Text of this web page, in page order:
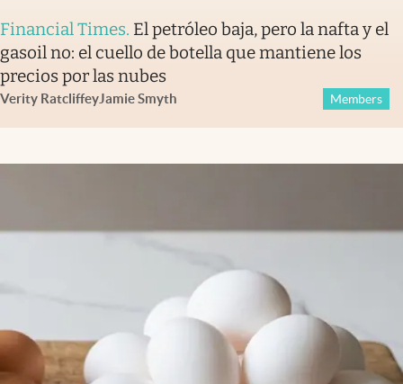
Financial Times. El petróleo baja, pero la nafta y el
gasoil no: el cuello de botella que mantiene los
precios por las nubes
Verity RatcliffeyJamie Smyth Members